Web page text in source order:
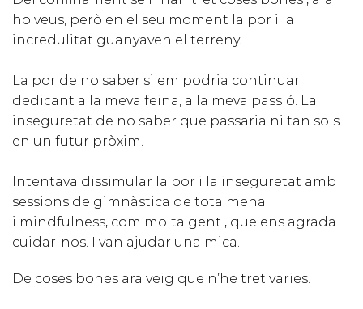
ho veus, però en el seu moment la por i la
incredulitat guanyaven el terreny.
La por de no saber si em podria continuar
dedicant a la meva feina, a la meva passió. La
inseguretat de no saber que passaria ni tan sols
en un futur pròxim.
Intentava dissimular la por i la inseguretat amb
sessions de gimnàstica de tota mena
i mindfulness, com molta gent , que ens agrada
cuidar-nos. I van ajudar una mica.
De coses bones ara veig que n’he tret varies.